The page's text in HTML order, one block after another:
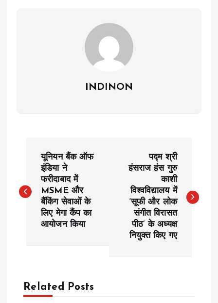
INDINON
s
v
यूनियन बैंक ऑफ
इंडिया ने
फरीदाबाद में
MSME और
बैंकिंग सेवाओं के
लिए मेगा कैंप का
आयोजन किया
पद्म श्री
हंसराज हंस गुरु
काशी
विश्वविद्यालय में
‘सूफी और लोक
संगीत विरासत
पीठ’ के अध्यक्ष
नियुक्त किए गए
Related Posts